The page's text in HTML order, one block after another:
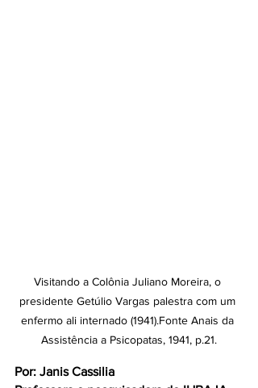
Visitando a Colônia Juliano Moreira, o
presidente Getúlio Vargas palestra com um
enfermo ali internado (1941).Fonte Anais da
Assistência a Psicopatas, 1941, p.21.
Por: Janis Cassilia